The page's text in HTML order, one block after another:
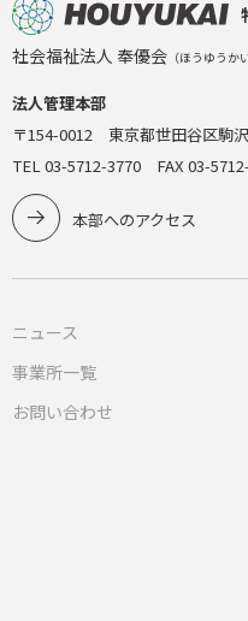
社会福祉法人 奉優会 （ほうゆうかい
法人管理本部
〒154-0012 東京都世田谷区駒
TEL 03-5712-3770 FAX 03-
本部へのアクセス
ニュース
事業所一覧
お問い合わせ